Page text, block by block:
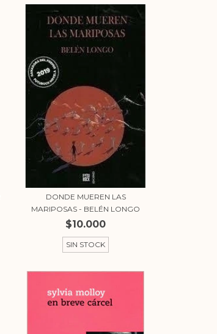
DONDE MUEREN LAS
MARIPOSAS - BELÉN LONGO
$10.000
SIN STOCK